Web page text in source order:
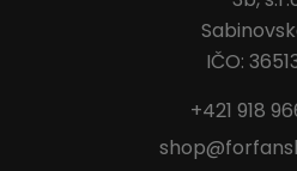
IČO:
+421 918